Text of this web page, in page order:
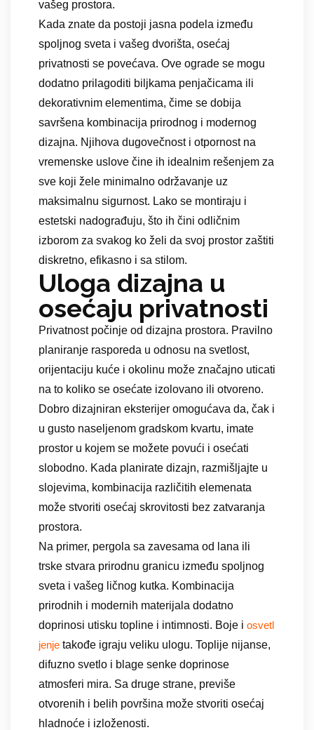
vašeg prostora.
Kada znate da postoji jasna podela između
spoljnog sveta i vašeg dvorišta, osećaj
privatnosti se povećava. Ove ograde se mogu
dodatno prilagoditi biljkama penjačicama ili
dekorativnim elementima, čime se dobija
savršena kombinacija prirodnog i modernog
dizajna. Njihova dugovečnost i otpornost na
vremenske uslove čine ih idealnim rešenjem za
sve koji žele minimalno održavanje uz
maksimalnu sigurnost. Lako se montiraju i
estetski nadograđuju, što ih čini odličnim
izborom za svakog ko želi da svoj prostor zaštiti
diskretno, efikasno i sa stilom.
Uloga dizajna u
osećaju privatnosti
Privatnost počinje od dizajna prostora. Pravilno
planiranje rasporeda u odnosu na svetlost,
orijentaciju kuće i okolinu može značajno uticati
na to koliko se osećate izolovano ili otvoreno.
Dobro dizajniran eksterijer omogućava da, čak i
u gusto naseljenom gradskom kvartu, imate
prostor u kojem se možete povući i osećati
slobodno. Kada planirate dizajn, razmišljajte u
slojevima, kombinacija različitih elemenata
može stvoriti osećaj skrovitosti bez zatvaranja
prostora.
Na primer, pergola sa zavesama od lana ili
trske stvara prirodnu granicu između spoljnog
sveta i vašeg ličnog kutka. Kombinacija
prirodnih i modernih materijala dodatno
doprinosi utisku topline i intimnosti. Boje i osvetl
jenje takođe igraju veliku ulogu. Toplije nijanse,
difuzno svetlo i blage senke doprinose
atmosferi mira. Sa druge strane, previše
otvorenih i belih površina može stvoriti osećaj
hladnoće i izloženosti.